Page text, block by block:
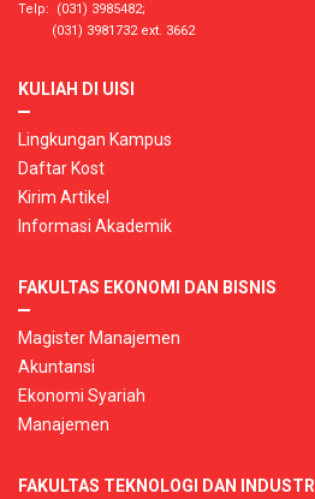
Telp: (031) 3985482;
(031) 3981732 ext. 3662
KULIAH DI UISI
Lingkungan Kampus
Daftar Kost
Kirim Artikel
Informasi Akademik
FAKULTAS EKONOMI DAN BISNIS
Magister Manajemen
Akuntansi
Ekonomi Syariah
Manajemen
FAKULTAS TEKNOLOGI DAN INDUSTRI